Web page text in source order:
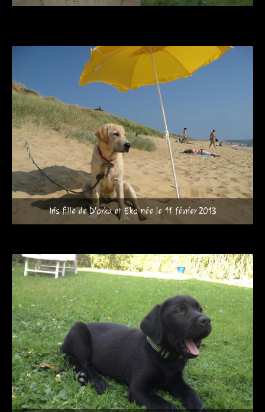
Iris fille de D'orka et Eko née le 11 février 2013